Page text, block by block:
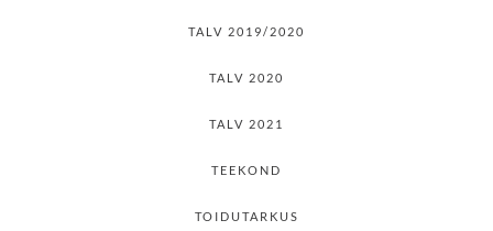
TALV 2019/2020
TALV 2020
TALV 2021
TEEKOND
TOIDUTARKUS